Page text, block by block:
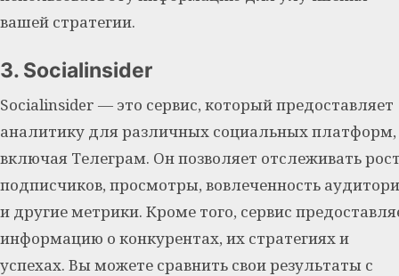
вашей стратегии.
3. Socialinsider
Socialinsider — это сервис, который предоставляет
аналитику для различных социальных платформ,
включая Телеграм. Он позволяет отслеживать
подписчиков, просмотры, вовлеченность
и другие метрики. Кроме того, сервис
информацию о конкурентах, их стратегиях и
успехах. Вы можете сравнить свои результаты с